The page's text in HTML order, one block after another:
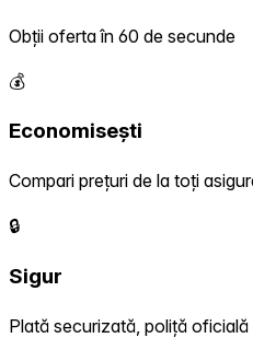
Obții oferta în 60 de secunde
💰
Economisești
Compari prețuri de la toți
🔒
Sigur
Plată securizată, poliță oficială